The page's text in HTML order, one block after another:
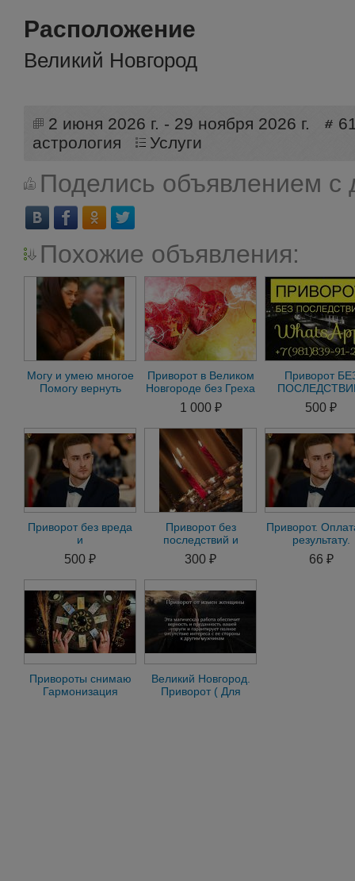
Расположение
Великий Новгород
2 июня 2026 г. - 29 ноября 2026 г.
астрология
Услуги
Поделись объявлением с
Похожие объявления:
Могу и умею многое
Помогу вернуть
Приворот в Великом
Новгороде без Греха
и Последствий.
Магия. Гадание
1 000 ₽
Приворот
Диагностика
БЕСПЛАТНО.
500 ₽
Приворот без вреда
и
греха.Гадание.Чёрное
венчание
500 ₽
Приворот без
последствий и
греха.Отворот.Любовная
магия.Защита
300 ₽
Приворот.
результату.
Магическая
в дeлах и66 ₽
Привороты снимаю
Гармонизация
Великий Новгород.
Приворот ( Для